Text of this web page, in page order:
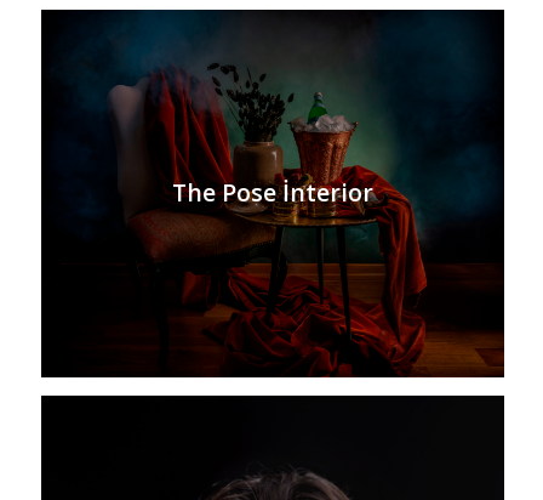
The Pose İnterior